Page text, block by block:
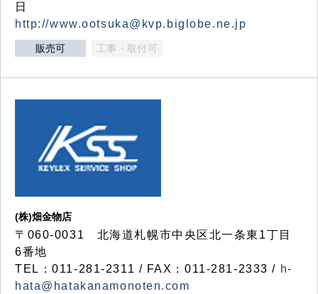
日
http://www.ootsuka@kvp.biglobe.ne.jp
販売可 工事・取付可
(株)畑金物店
〒060-0031 北海道札幌市中央区北一条東1丁目
6番地
TEL：011-281-2311 / FAX：011-281-2333 / h-
hata@hatakanamonoten.com